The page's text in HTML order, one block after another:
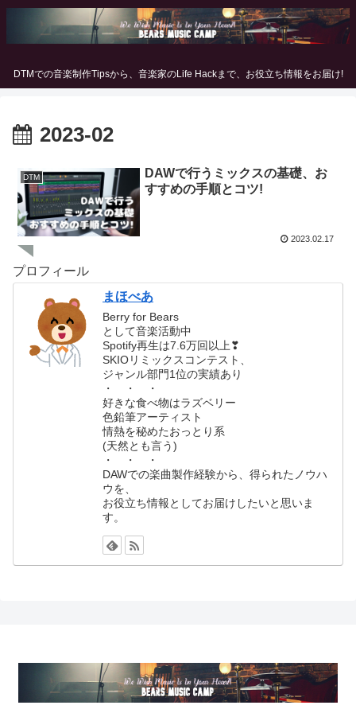
DTMでの音楽制作Tipsから、音楽家のLife Hackまで、お役立ち情報をお届け!
2023-02
DTM
DAWで行うミックスの基礎、お
すすめの手順とコツ!
2023.02.17
プロフィール
まほべあ
Berry for Bears
として音楽活動中
Spotify再生は7.6万回以上❣
SKIOリミックスコンテスト、
ジャンル部門1位の実績あり
・ ・ ・
好きな食べ物はラズベリー
色鉛筆アーティスト
情熱を秘めたおっとり系
(天然とも言う)
・ ・ ・
DAWでの楽曲製作経験から、得られたノウハ
ウを、
お役立ち情報としてお届けしたいと思いま
す。